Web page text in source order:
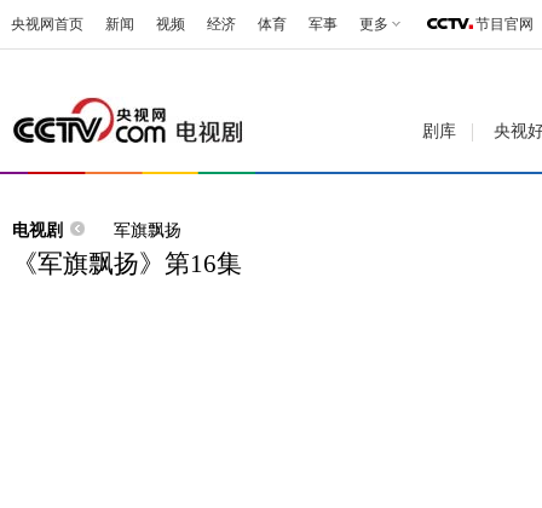
央视网首页 新闻 视频 经济 体育 军事 更多 节目官网
剧库 央视
电视剧 军旗飘扬
《军旗飘扬》第16集